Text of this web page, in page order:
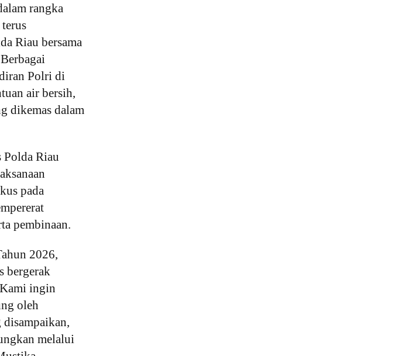
rangka
Riau bersama
Polri di
air bersih,
dikemas dalam
Riau
pada
pembinaan.
2026,
bergerak
ingin
oleh
melalui